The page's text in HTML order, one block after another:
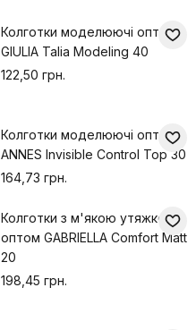
Колготки моделюючі оптом
GIULIA Talia Modeling 40
122,50 грн.
Колготки моделюючі оптом
ANNES Invisible Control Top 30
164,73 грн.
Колготки з м'якою утяжкою
оптом GABRIELLA Comfort Matt
20
198,45 грн.